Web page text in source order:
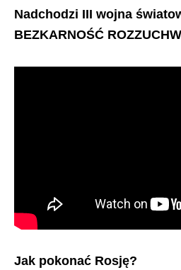
Nadchodzi III wojna
BEZKARNOŚĆ
Jak pokonać Rosję?